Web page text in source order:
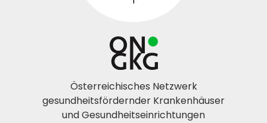
Österreichisches Netzwerk
gesundheitsfördernder Krankenhäuser
und Gesundheitseinrichtungen